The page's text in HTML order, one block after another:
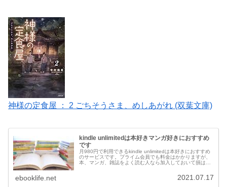
神様の定食屋 ： 2 ごちそうさま、めしあがれ (双葉文庫)
kindle unlimitedは本好きマンガ好きにおすすめ
です
月980円で利用できるkindle unlimitedは本好きにおすすめ
のサービスです。プライム会員でも料金はかかりますが、
本、マンガ、雑誌をよく読む人なら加入しておいて損はな
ebooklife.net 2021.07.17